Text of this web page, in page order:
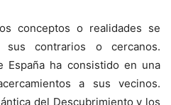
conceptos o realidades se
contrarios o cercanos.
España ha consistido en una
a sus vecinos.
del Descubrimiento y los